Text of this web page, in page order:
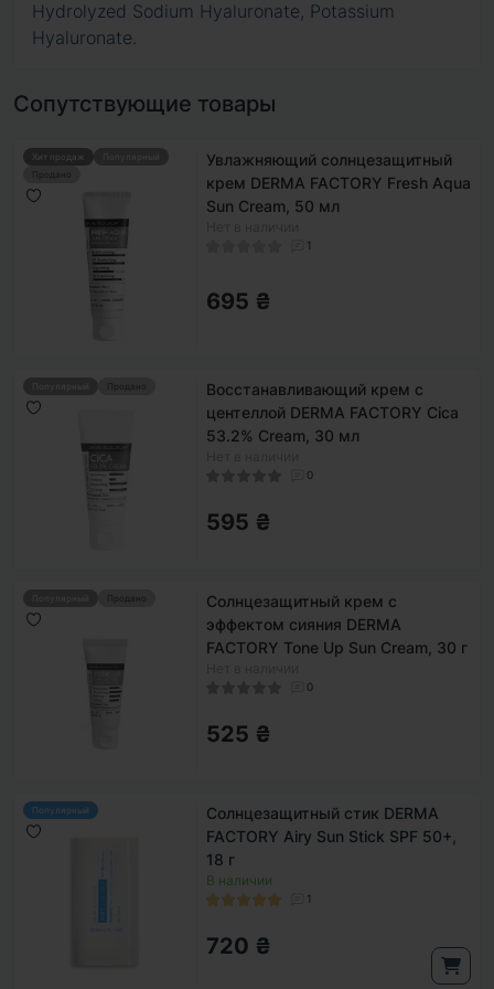
Hydrolyzed Sodium Hyaluronate, Potassium
Hyaluronate.
Сопутствующие товары
Хит продаж
Продано
Увлажняющий солнцезащитный
крем DERMA FACTORY Fresh Aqua
Sun Cream, 50 мл
1
695 ₴
Продано
Восстанавливающий крем с
центеллой DERMA FACTORY Cica
53.2% Cream, 30 мл
0
595 ₴
Продано
Солнцезащитный крем с
эффектом сияния DERMA
FACTORY Tone Up Sun Cream, 30 г
0
525 ₴
Популярный
Солнцезащитный стик DERMA
FACTORY Airy Sun Stick SPF 50+,
18 г
В наличии
1
720 ₴